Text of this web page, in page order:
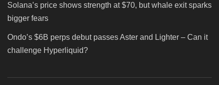
Solana’s price shows strength at $70, but whale exit sparks
bigger fears
Ondo’s $6B perps debut passes Aster and Lighter – Can it
challenge Hyperliquid?